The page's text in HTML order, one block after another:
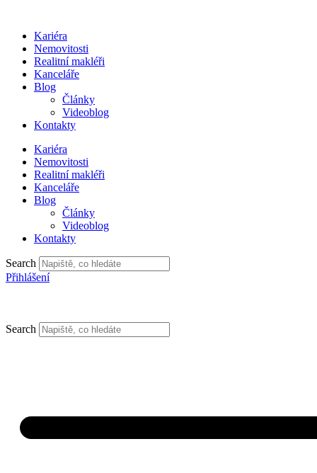
obsahuKariéra
Nemovitosti
Realitní makléři
Kanceláře
Blog
Články
Videoblog
Kontakty
Kariéra
Nemovitosti
Realitní makléři
Kanceláře
Blog
Články
Videoblog
Kontakty
Search
Přihlášení
Search